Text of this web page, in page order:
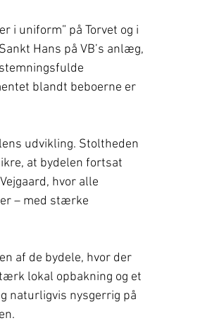
i uniform” på Torvet og i
Hans på VB’s anlæg,
blandt beboerne er
udvikling. Stoltheden
at bydelen fortsat
hvor alle
– med stærke
af de bydele, hvor der
lokal opbakning og et
naturligvis nysgerrig på